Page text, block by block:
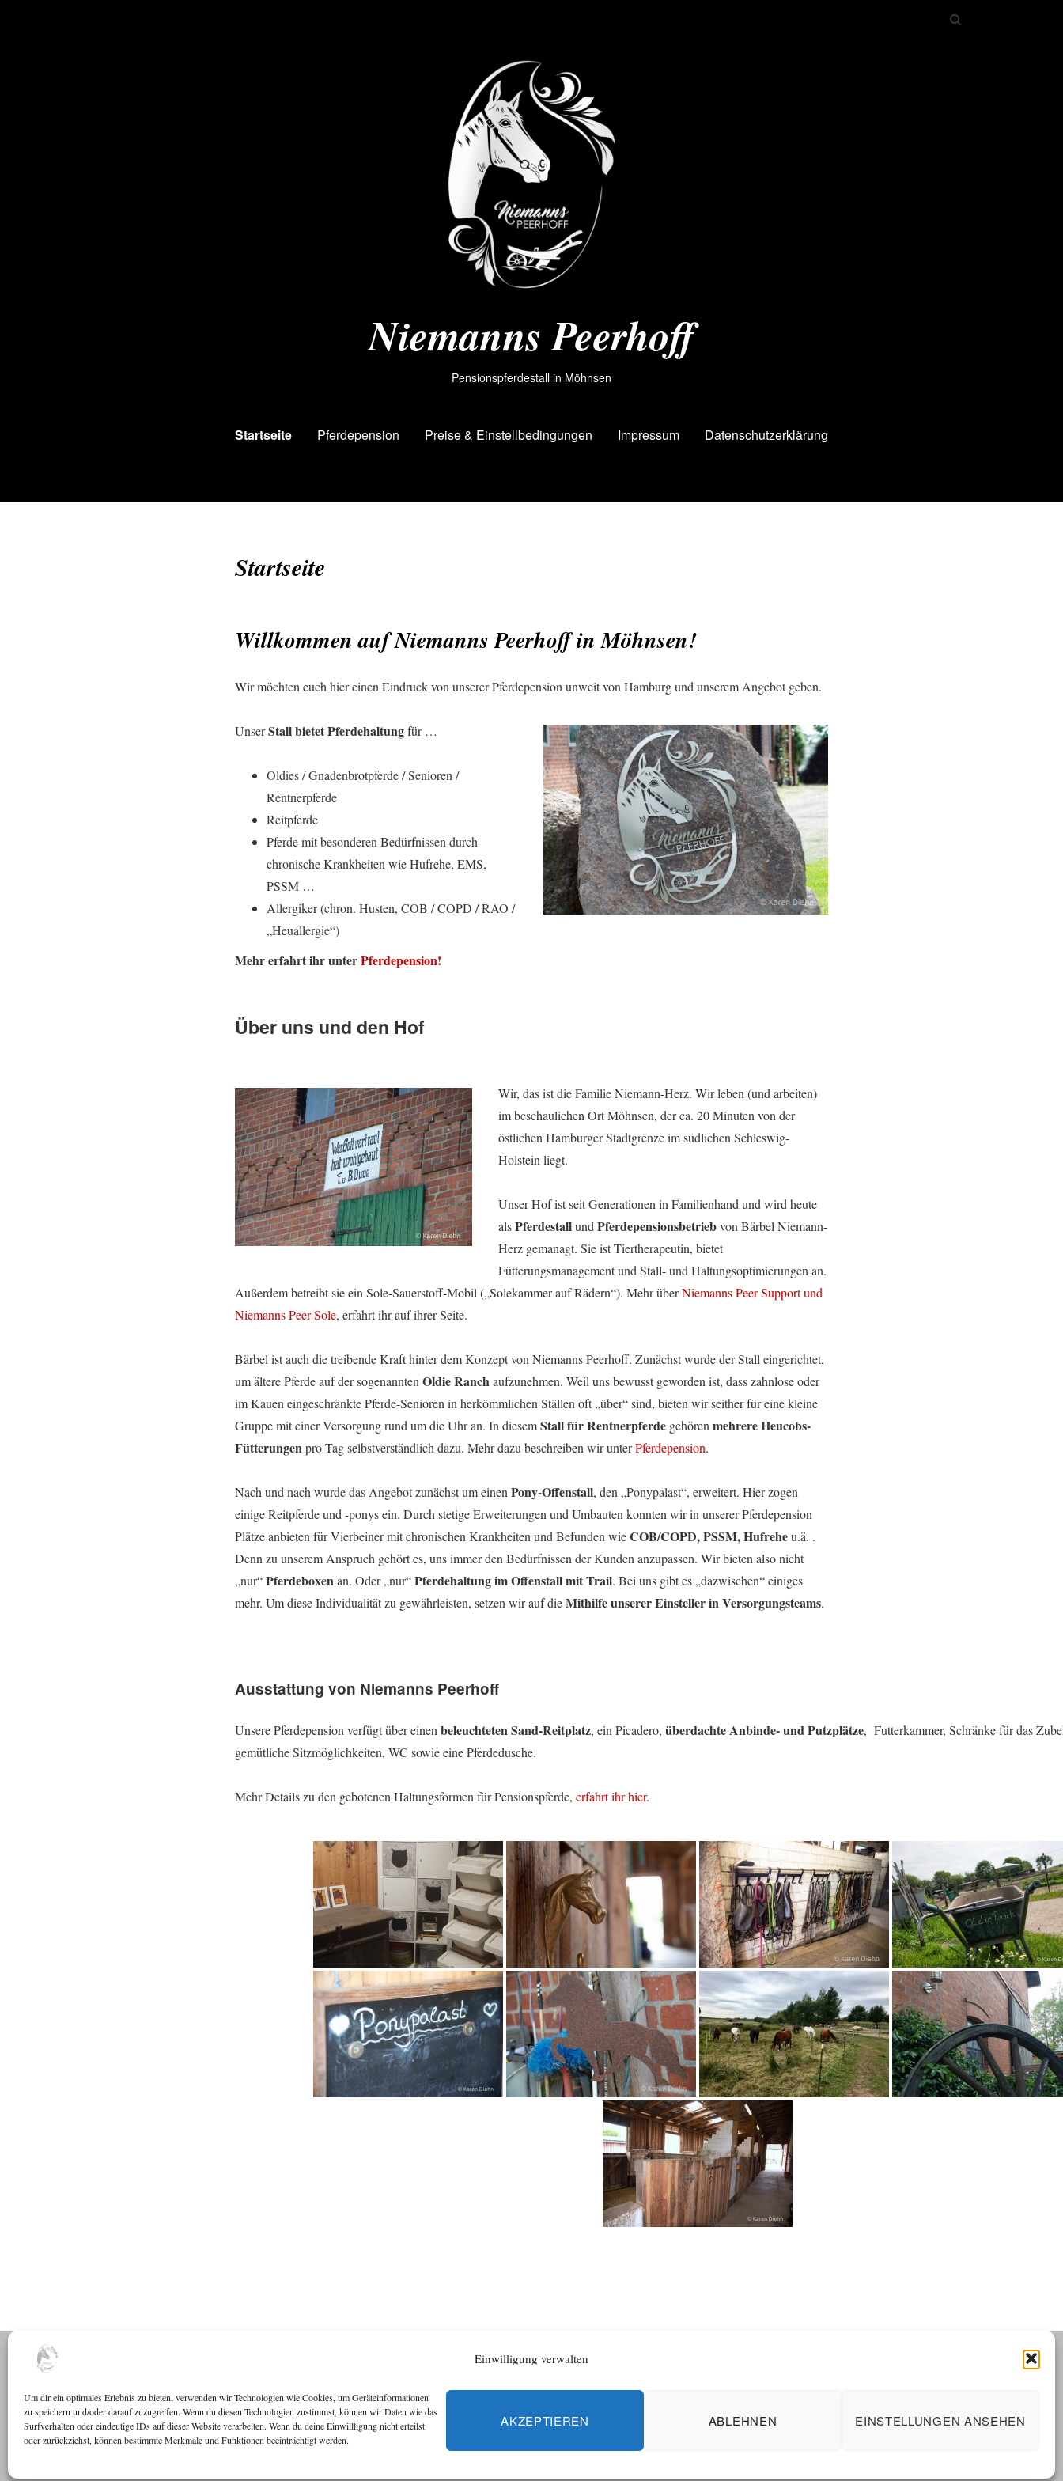
Einwilligung verwalten
Um dir ein optimales Erlebnis zu bieten, verwenden wir Technologien wie Cookies, um Geräteinformationen
zu speichern und/oder darauf zuzugreifen. Wenn du diesen Technologien zustimmst, können wir Daten wie das
Surfverhalten oder eindeutige IDs auf dieser Website verarbeiten. Wenn du deine Einwillligung nicht erteilst
oder zurückziehst, können bestimmte Merkmale und Funktionen beeinträchtigt werden.
AKZEPTIEREN ABLEHNEN EINSTELLUNGEN ANSEHEN
Niemanns Peerhoff
Pensionspferdestall in Möhnsen
Startseite Pferdepension Preise & Einstellbedingungen Impressum Datenschutzerklärung
Startseite
Willkommen auf Niemanns Peerhoff in Möhnsen!
Wir möchten euch hier einen Eindruck von unserer Pferdepension unweit von Hamburg und unserem Angebot geben.
UnserStall bietet Pferdehaltungfür …
Oldies / Gnadenbrotpferde / Senioren /
Rentnerpferde
Reitpferde
Pferde mit besonderen Bedürfnissen durch
chronische Krankheiten wie Hufrehe, EMS,
PSSM …
Allergiker (chron. Husten, COB / COPD / RAO /
„Heuallergie“)
Mehr erfahrt ihr unterPferdepension!
Über uns und den Hof
Wir, das ist die Familie Niemann-Herz. Wir leben (und arbeiten)
im beschaulichen Ort Möhnsen, der ca. 20 Minuten von der
östlichen Hamburger Stadtgrenze im südlichen Schleswig-
Holstein liegt.
Unser Hof ist seit Generationen in Familienhand und wird heute
alsPferdestallundPferdepensionsbetriebvon Bärbel Niemann-
Herz gemanagt. Sie ist Tiertherapeutin, bietet
Fütterungsmanagement und Stall- und Haltungsoptimierungen an.
Außerdem betreibt sie ein Sole-Sauerstoff-Mobil („Solekammer auf Rädern“). Mehr überNiemanns Peer Support und
Niemanns Peer Sole, erfahrt ihr auf ihrer Seite.
Bärbel ist auch die treibende Kraft hinter dem Konzept von Niemanns Peerhoff. Zunächst wurde der Stall eingerichtet,
um ältere Pferde auf der sogenannten Oldie Ranchaufzunehmen. Weil uns bewusst geworden ist, dass zahnlose oder
im Kauen eingeschränkte Pferde-Senioren in herkömmlichen Ställen oft „über“ sind, bieten wir seither für eine kleine
Gruppe mit einer Versorgung rund um die Uhr an. In diesemStall für Rentnerpferde gehören mehrere Heucobs-
Fütterungenpro Tag selbstverständlich dazu. Mehr dazu beschreiben wir unterPferdepension.
Nach und nach wurde das Angebot zunächst um einen Pony-Offenstall, den „Ponypalast“, erweitert. Hier zogen
einige Reitpferde und -ponys ein. Durch stetige Erweiterungen und Umbauten konnten wir in unserer Pferdepension
Plätze anbieten für Vierbeiner mit chronischen Krankheiten und Befunden wieCOB/COPD, PSSM, Hufreheu.ä. .
Denn zu unserem Anspruch gehört es, uns immer den Bedürfnissen der Kunden anzupassen. Wir bieten also nicht
„nur“Pferdeboxenan. Oder „nur“Pferdehaltung im Offenstall mit Trail. Bei uns gibt es „dazwischen“ einiges
mehr. Um diese Individualität zu gewährleisten, setzen wir auf dieMithilfe unserer Einsteller in Versorgungsteams.
Ausstattung von Niemanns Peerhoff
Unsere Pferdepension verfügt über einen beleuchteten Sand-Reitplatz, ein Picadero, überdachte Anbinde- und Putzplätze, Futterkammer, Schränke für das
gemütliche Sitzmöglichkeiten, WC sowie eine Pferdedusche.
Mehr Details zu den gebotenen Haltungsformen für Pensionspferde, erfahrt ihr hier.